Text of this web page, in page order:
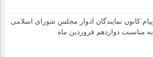
پیام کانون نمایندگان ادوار مجلس شورای اسلامی
به مناسبت دوازدهم فروردین ماه